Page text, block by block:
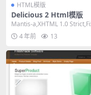
HTML模版
Delicious 2 Html模版
Mantis-a,XHTML 1.0
Width, 3...
4 年前 13